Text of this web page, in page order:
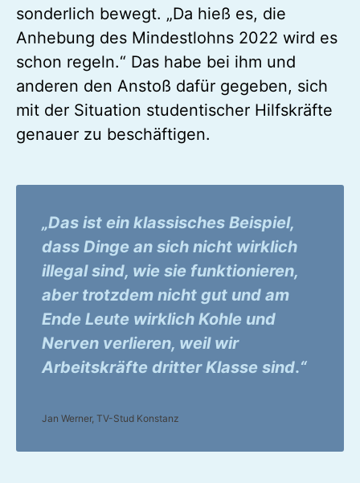
sonderlich bewegt. „Da hieß es, die
Anhebung des Mindestlohns 2022 wird es
schon regeln.“ Das habe bei ihm und
anderen den Anstoß dafür gegeben, sich
mit der Situation studentischer Hilfskräfte
genauer zu beschäftigen.
„Das ist ein klassisches Beispiel,
dass Dinge an sich nicht wirklich
illegal sind, wie sie funktionieren,
aber trotzdem nicht gut und am
Ende Leute wirklich Kohle und
Nerven verlieren, weil wir
Arbeitskräfte dritter Klasse sind.“
Jan Werner, TV-Stud Konstanz